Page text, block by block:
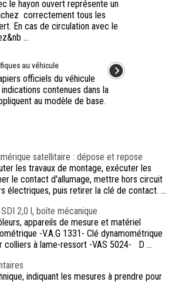
le hayon ouvert représente un
correctement tous les
En cas de circulation avec le
...
au véhicule
officiels du véhicule
contenues dans la
au modèle de base.
satellitaire : dépose et repose
les travaux de montage, exécuter les
le contact d'allumage, mettre hors circuit
électriques, puis retirer la clé de contact. ...
2,0 l, boîte mécanique
appareils de mesure et matériel
-V.A.G 1331- Clé dynamométrique
colliers à lame-ressort -VAS 5024- D ...
indiquant les mesures à prendre pour